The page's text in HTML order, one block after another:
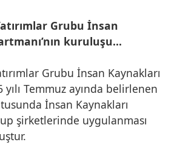
Grubu İnsan
kuruluşu...
Grubu İnsan Kaynakları
yılı Temmuz ayında belirlenen
İnsan Kaynakları
şirketlerinde uygulanması